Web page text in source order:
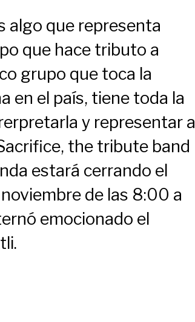
algo que representa
que hace tributo a
grupo que toca la
en el país, tiene toda la
y representar a
the tribute band
estará cerrando el
de las 8:00 a
emocionado el